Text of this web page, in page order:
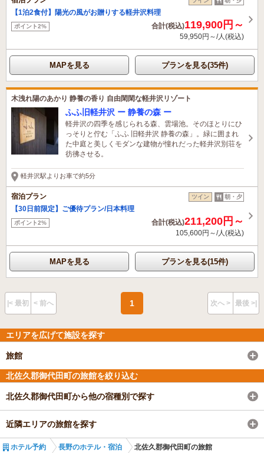
【1泊2食付】陽光の風がお贈りする軽井沢料理
ポイント2% 合計(税込)119,900円～
59,950円～/人(税込)
MAPを見る プランを見る(35件)
木洩れ陽のあかり 静養の香り 自由閑閑な軽井沢リゾート
ふふ旧軽井沢 ー 静養の森 ー
軽井沢の四季を感じられる森、雲場池。そのほとりにひ
っそりと佇む「ふふ 旧軽井沢 静養の森」。緑に囲まれ
た中庭と美しくモダンな建物が憧れだった軽井沢別荘を
彷彿させる。
軽井沢駅よりお車で約5分
宿泊プラン ツイン 朝・夕
【30日前限定】ご優待プラン/日本料理
ポイント2% 合計(税込)211,200円～
105,600円～/人(税込)
MAPを見る プランを見る(15件)
|< 最初 < 前へ 1 次へ > 最後 >|
エリアを広げて施設を探す
旅館
北佐久郡御代田町の旅館を絞り込む
北佐久郡御代田町から他の宿種別で探す
近隣エリアの旅館を探す
ホテル予約 長野のホテル・宿泊 北佐久郡御代田町の旅館